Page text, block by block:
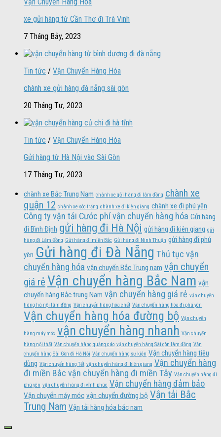
xe gửi hàng từ Cần Thơ đi Trà Vinh
7 Tháng Bảy, 2023
Tin tức / Vận Chuyển Hàng Hóa
chành xe gửi hàng đà nẵng sài gòn
20 Tháng Tư, 2023
Tin tức / Vận Chuyển Hàng Hóa
Gửi hàng từ Hà Nội vào Sài Gòn
17 Tháng Tư, 2023
chành xe Bắc Trung Nam chành xe gửi hàng đi lâm đồng chành xe
quận 12 chành xe sóc trăng chành xe đi kiên giang chành xe đi phú yên
Công ty vận tải Cước phí vận chuyển hàng hóa Gửi hàng
đi Bình Định gửi hàng đi Hà Nội gửi hàng đi kiên giang gửi
hàng đi Lâm Đồng Gửi hàng đi miền Bắc Gửi hàng đi Ninh Thuận gửi hàng đi phú
yên Gửi hàng đi Đà Nẵng Thủ tục vận
chuyển hàng hóa vận chuyển Bắc Trung nam vận chuyển
giá rẻ Vận chuyển hàng Bắc Nam vận
chuyển hàng Bắc trung Nam vận chuyển hàng giá rẻ vận chuyển
hàng hà nội lâm đồng Vận chuyển hàng hóa chất Vận chuyển hàng hóa đi phú yên
Vận chuyển hàng hóa đường bộ Vận chuyển
hàng máy móc vận chuyển hàng nhanh Vận chuyển
hàng nội thất Vận chuyển hàng quảng cáo vận chuyển hàng Sài gòn lâm đồng Vận
chuyển hàng Sài Gòn đi Hà Nội Vận chuyển hàng sự kiện Vận chuyển hàng tiêu
dùng Vận chuyển hàng Tết vận chuyển hàng đi kiên giang Vận chuyển hàng
đi miền Bắc vận chuyển hàng đi miền Tây Vận chuyển hàng đi
phú yên vận chuyển hàng đi vĩnh phúc Vận chuyển hàng đảm bảo
Vận chuyển máy móc vận chuyển đường bộ Vận tải Bắc
Trung Nam Vận tải hàng hóa bắc nam